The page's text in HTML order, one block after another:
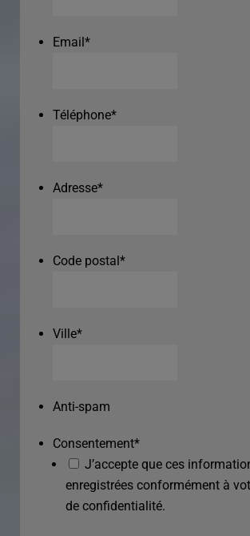
Email*
Téléphone*
Adresse*
Code postal*
Ville*
Anti-spam
Consentement*
J’accepte que ces
enregistrées conformément à
de confidentialité.